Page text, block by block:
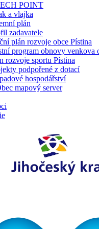
POINT
a vlajka
plán
zadavatele
plán rozvoje obce Pístina
program obnovy venkova
rozvoje sportu Pístina
podpořené z dotací
hospodářství
mapový server